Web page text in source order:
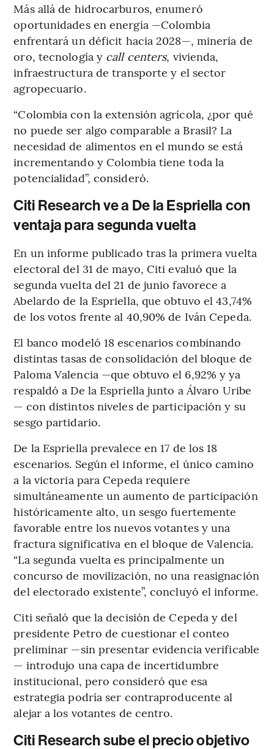
Más allá de hidrocarburos, enumeró
oportunidades en energía —Colombia
enfrentará un déficit hacia 2028—, minería de
oro, tecnología y call centers, vivienda,
infraestructura de transporte y el sector
agropecuario.
“Colombia con la extensión agrícola, ¿por qué
no puede ser algo comparable a Brasil? La
necesidad de alimentos en el mundo se está
incrementando y Colombia tiene toda la
potencialidad”, consideró.
Citi Research ve a De la Espriella con
ventaja para segunda vuelta
En un informe publicado tras la primera vuelta
electoral del 31 de mayo, Citi evaluó que la
segunda vuelta del 21 de junio favorece a
Abelardo de la Espriella, que obtuvo el 43,74%
de los votos frente al 40,90% de Iván Cepeda.
El banco modeló 18 escenarios combinando
distintas tasas de consolidación del bloque de
Paloma Valencia —que obtuvo el 6,92% y ya
respaldó a De la Espriella junto a Álvaro Uribe
— con distintos niveles de participación y su
sesgo partidario.
De la Espriella prevalece en 17 de los 18
escenarios. Según el informe, el único camino
a la victoria para Cepeda requiere
simultáneamente un aumento de participación
históricamente alto, un sesgo fuertemente
favorable entre los nuevos votantes y una
fractura significativa en el bloque de Valencia.
“La segunda vuelta es principalmente un
concurso de movilización, no una reasignación
del electorado existente”, concluyó el informe.
Citi señaló que la decisión de Cepeda y del
presidente Petro de cuestionar el conteo
preliminar —sin presentar evidencia verificable
— introdujo una capa de incertidumbre
institucional, pero consideró que esa
estrategia podría ser contraproducente al
alejar a los votantes de centro.
Citi Research sube el precio objetivo